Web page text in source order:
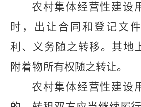
农村集体经营性建设
时，出让合同和登记文
利、义务随之转移。其地
附着物所有权随之转让。
农村集体经营性建设